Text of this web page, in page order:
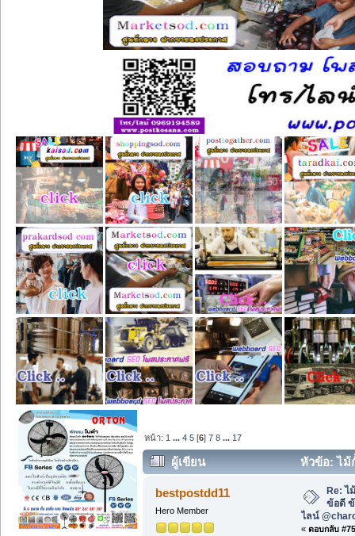
หน้า: 1 ...4 5 [6]7 8 ... 17
ผู้เขียน
หัวข้อ: ไม้
รถยนต์ ไลน์ @charoentech (อ่าน
bestpostdd11
Hero Member
Re: ไ
ข้อดี
ไลน์
« ตอบกลับ